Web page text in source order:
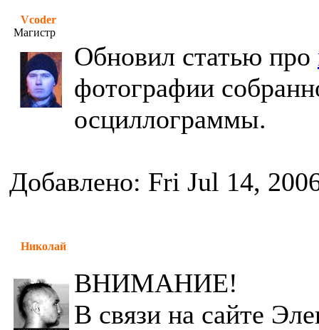
Vcoder
Магистр
Обновил статью про
фотографии
осциллограммы.
Добавлено: Fri Jul 14,
Николай
ВНИМАНИЕ!
В связи на сайте